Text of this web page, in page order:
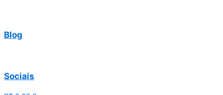
Blog
Sociais